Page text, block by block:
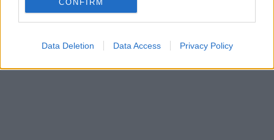
CONFIRM
Data Deletion Data Access Privacy Policy